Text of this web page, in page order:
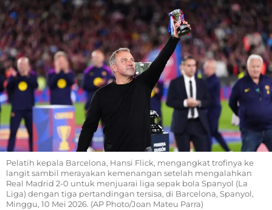
Pelatih kepala Barcelona, Hansi Flick, mengangkat trofinya ke
langit sambil merayakan kemenangan setelah mengalahkan
Real Madrid 2-0 untuk menjuarai liga sepak bola Spanyol (La
Liga) dengan tiga pertandingan tersisa, di Barcelona, Spanyol,
Minggu, 10 Mei 2026. (AP Photo/Joan Mateu Parra)